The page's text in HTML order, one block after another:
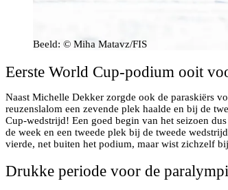
Beeld: © Miha Matavz/FIS
Eerste World Cup-podium ooit
Naast Michelle Dekker zorgde ook de paraskiërs
reuzenslalom een zevende plek haalde en bij de
Cup-wedstrijd! Een goed begin van het seizoen
de week en een tweede plek bij de tweede
vierde, net buiten het podium, maar wist zichzelf
Drukke periode voor de